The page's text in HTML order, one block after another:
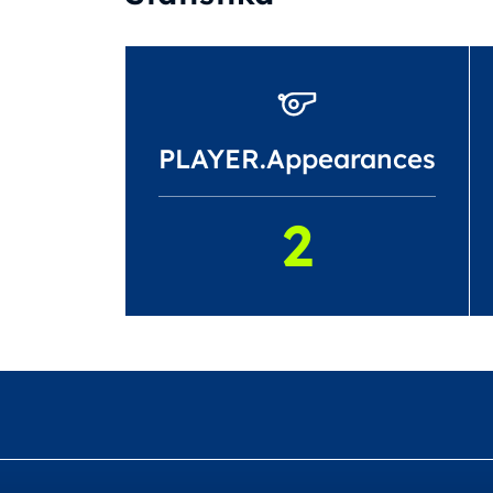
PLAYER.Appearances
2